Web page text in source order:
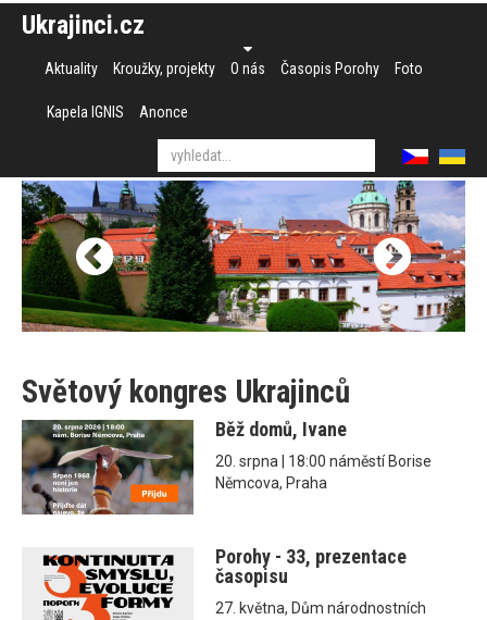
Ukrajinci.cz
Aktuality Kroužky, projekty O nás Časopis Porohy Foto
Kapela IGNIS Anonce
Světový kongres Ukrajinců
Běž domů, Ivane
20. srpna | 18:00 náměstí Borise
Němcova, Praha
Porohy - 33, prezentace
časopisu
27. května, Dům národnostních